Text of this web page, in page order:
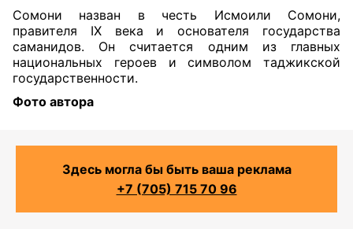
Сомони назван в честь Исмоили Сомони,
правителя IX века и основателя государства
саманидов. Он считается одним из главных
национальных героев и символом таджикской
государственности.
Фото автора
Здесь могла бы быть ваша реклама
+7 (705) 715 70 96